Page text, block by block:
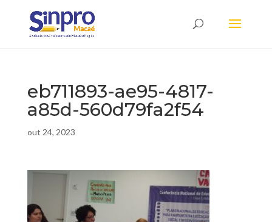
eb711893-ae95-4817-
a85d-560d79fa2f54
out 24, 2023